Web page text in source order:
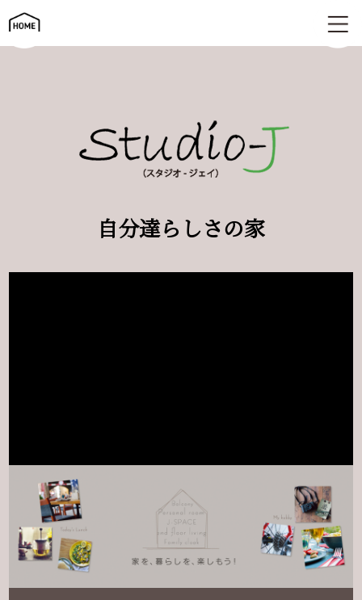
自分らしさの家 | Studio-J（スタジオ-ジェイ）
自分達らしさの家